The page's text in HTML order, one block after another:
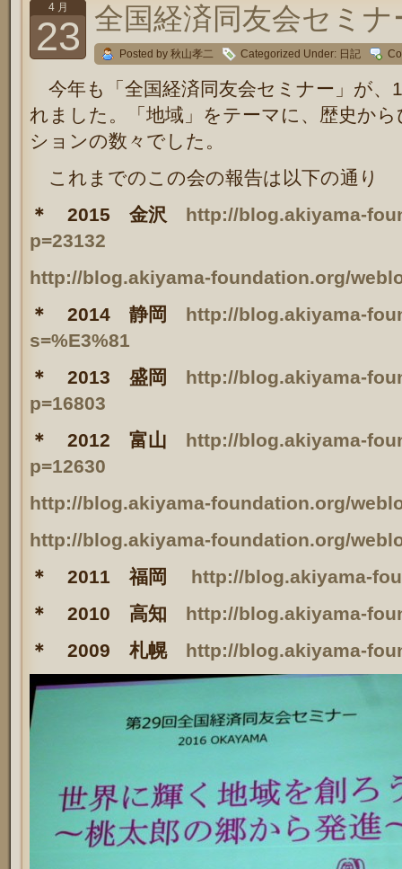
4 月
23 全国経済同友会セミ
Posted by 秋山孝二 Categorized Under: 日記
今年も「全国経済同友会セミナー」が、
れました。「地域」をテーマに、歴史か
ションの数々でした。
これまでのこの会の報告は以下の通り
＊ 2015 金沢 http://blog.akiyama-
p=23132
http://blog.akiyama-foundation.org/
＊ 2014 静岡 http://blog.akiyama-
s=%E3%81
＊ 2013 盛岡 http://blog.akiyama-
p=16803
＊ 2012 富山 http://blog.akiyama-
p=12630
http://blog.akiyama-foundation.org/
http://blog.akiyama-foundation.org/
＊ 2011 福岡 http://blog.akiyama-
＊ 2010 高知 http://blog.akiyama-
＊ 2009 札幌 http://blog.akiyama-